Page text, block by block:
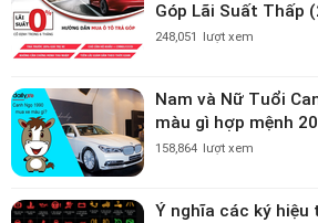
Góp Lãi Suất Thấp
248,051 lượt xem
Nam và Nữ Tuổi
màu gì hợp mệnh
158,864 lượt xem
Ý nghĩa các ký hiệu